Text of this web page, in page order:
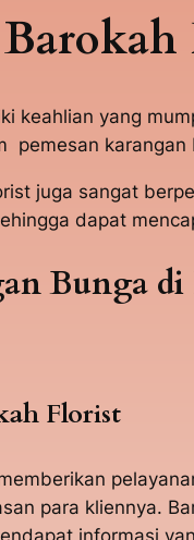
keahlian yang
pemesan
juga sangat
dapat
Bunga
Florist
para kliennya.
informasi